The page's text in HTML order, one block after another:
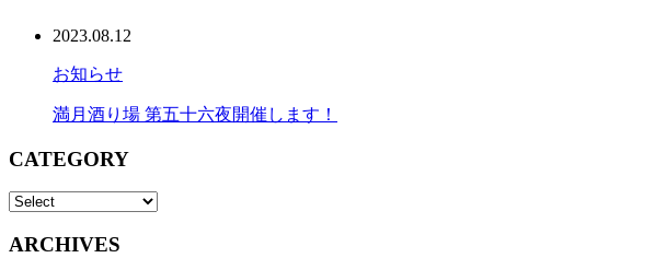
2023.08.12
お知らせ
満月酒り場 第五十六夜開催します！
CATEGORY
ARCHIVES